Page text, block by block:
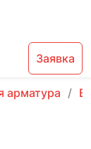
Заявка
арматура